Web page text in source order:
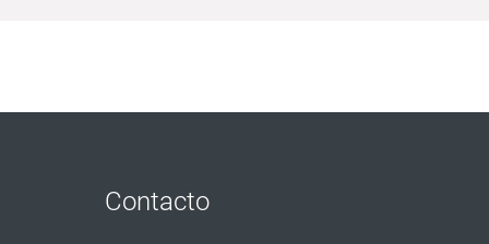
Contacto